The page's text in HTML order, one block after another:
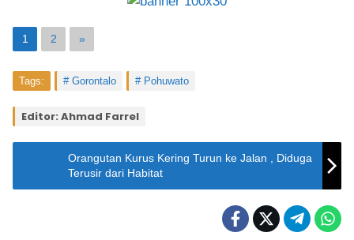
1 2 »
Tags: Gorontalo Pohuwato
Editor: Ahmad Farrel
Orangutan Kurus Kering Turun ke Jalan , Diduga
Terusir dari Habitat